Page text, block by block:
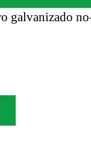
galvanizado